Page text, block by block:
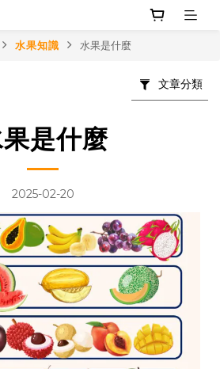
水果知識 水果是什麼
文章分類
是什麼
2025-02-20